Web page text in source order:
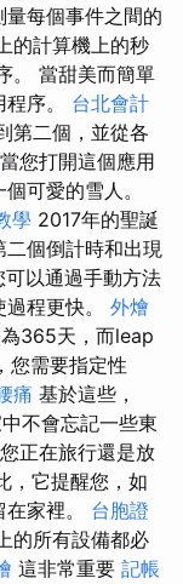
每個事件之間的
的計算機上的秒
。 當甜美而簡單
序。 台北會計
第二個，並從各
當您打開這個應用
可愛的雪人。
學 2017年的聖誕
個倒計時和出現
可以通過手動方法
程更快。 外燴
365天，而leap
您需要指定性
痛 基於這些，
不會忘記一些東
正在旅行還是放
，它提醒您，如
家裡。 台胞證
的所有設備都必
這非常重要 記帳